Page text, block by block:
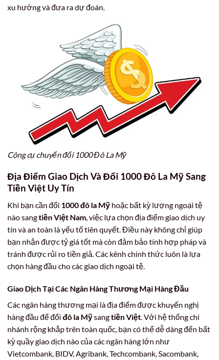
xu hướng và đưa ra dự đoán.
Công cụ chuyển đổi 1000 Đô La Mỹ
Địa Điểm Giao Dịch Và Đổi 1000 Đô La Mỹ Sang
Tiền Việt Uy Tín
Khi bạn cần đổi 1000 đô la Mỹ hoặc bất kỳ lượng ngoại tệ
nào sangtiền Việt Nam, việc lựa chọn địa điểm giao dịch uy
tín và an toàn là yếu tố tiên quyết. Điều này không chỉ giúp
bạn nhận được tỷ giá tốt mà còn đảm bảo tính hợp pháp và
tránh được rủi ro tiền giả. Các kênh chính thức luôn là lựa
chọn hàng đầu cho các giao dịch ngoại tệ.
Giao Dịch Tại Các Ngân Hàng Thương Mại Hàng Đầu
Các ngân hàng thương mại là địa điểm được khuyến nghị
hàng đầu để đổi đô la Mỹsangtiền Việt . Với hệ thống chi
nhánh rộng khắp trên toàn quốc, bạn có thể dễ dàng đến bất
kỳ quầy giao dịch nào của các ngân hàng lớn như
Vietcombank, BIDV, Agribank, Techcombank, Sacombank,